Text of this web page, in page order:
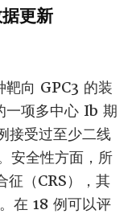
更新
向 GPC3 的装
一项多中心 Ib 期
接受过至少二线
安全性方面，所
征（CRS），其
在 18 例可以评